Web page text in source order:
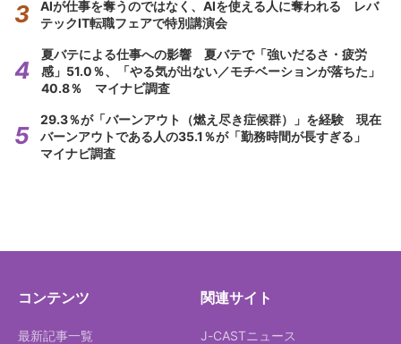
AIが仕事を奪うのではなく、AIを使える人に奪われる レバ
テックIT転職フェアで特別講演会
夏バテによる仕事への影響 夏バテで「強いだるさ・疲労
感」51.0％、「やる気が出ない／モチベーションが落ちた」
40.8％ マイナビ調査
29.3％が「バーンアウト（燃え尽き症候群）」を経験 現在
バーンアウトである人の35.1％が「勤務時間が長すぎる」
マイナビ調査
コンテンツ
最新記事一覧
関連サイト
J-CASTニュース